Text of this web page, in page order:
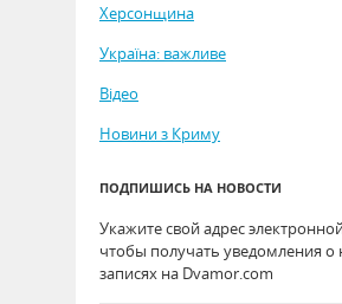
Херсонщина
Україна: важливе
Відео
Новини з Криму
ПОДПИШИСЬ НА НОВОСТИ
Укажите свой адрес
чтобы получать уведомления о
записях на Dvamor.com